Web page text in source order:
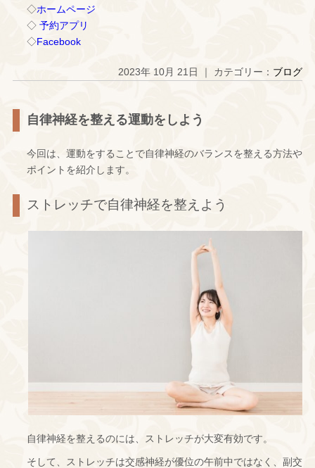
◇ホームページ
◇ 予約アプリ
◇Facebook
2023年 10月 21日 ｜ カテゴリー： ブログ
自律神経を整える運動をしよう
今回は、運動をすることで自律神経のバランスを整える方法や
ポイントを紹介します。
ストレッチで自律神経を整えよう
自律神経を整えるのには、ストレッチが大変有効です。
そして、ストレッチは交感神経が優位の午前中ではなく、副交